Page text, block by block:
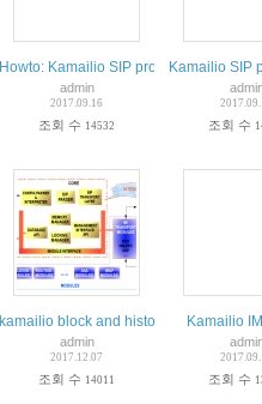
Howto: Kamailio SIP proxy with hosted
admin
2017.09.16
조회 수 14532
Kamailio SIP
조회 수
kamailio block and history
admin
2017.12.07
조회 수 14011
Kamailio
조회 수